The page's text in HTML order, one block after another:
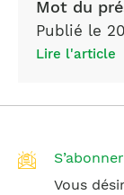
Mot du
Publié le
Lire l'article
Vous